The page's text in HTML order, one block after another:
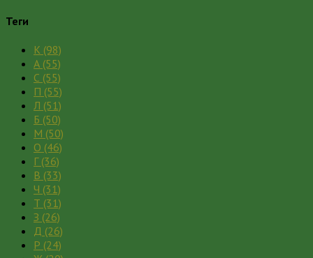
Теги
К (98)
А (55)
С (55)
П (55)
Л (51)
Б (50)
М (50)
О (46)
Г (36)
В (33)
Ч (31)
Т (31)
З (26)
Д (26)
Р (24)